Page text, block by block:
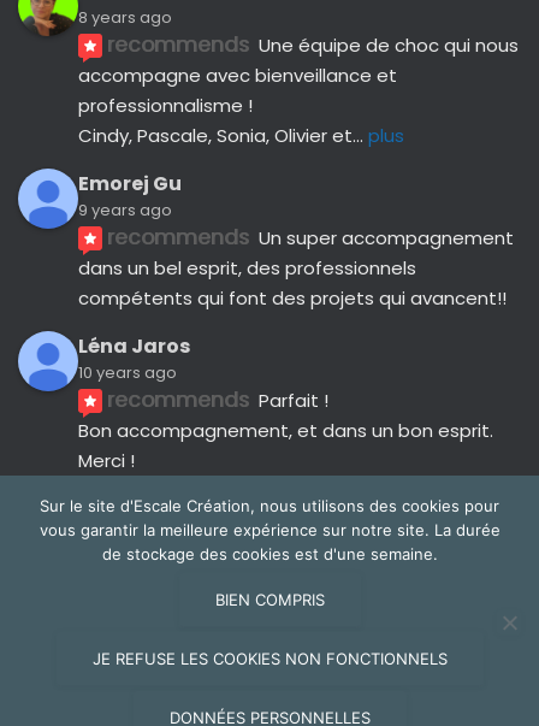
8 years ago
recommends Une équipe de choc qui nous
accompagne avec bienveillance et
professionnalisme !
Cindy, Pascale, Sonia, Olivier et... plus
Emorej Gu
9 years ago
recommends Un super accompagnement
dans un bel esprit, des professionnels
compétents qui font des projets qui avancent!!
Léna Jaros
10 years ago
recommends Parfait !
Bon accompagnement, et dans un bon esprit.
Merci !
Avis suivants
NOUS CONTACTER
Hestia | Développé parThemeIsle
Sur le site d'Escale Création, nous utilisons des cookies pour
vous garantir la meilleure expérience sur notre site. La durée
de stockage des cookies est d'une semaine.
BIEN COMPRIS
JE REFUSE LES COOKIES NON FONCTIONNELS
DONNÉES PERSONNELLES